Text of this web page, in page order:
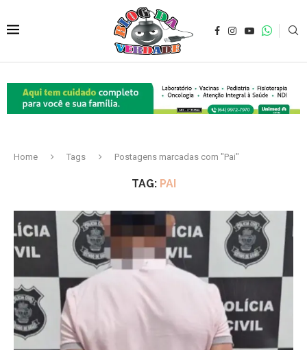
Home Tags Postagens marcadas com "Pai"
TAG: PAI